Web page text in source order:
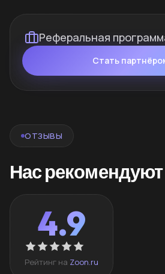
Реферальная
Стать
ОТЗЫВЫ
Нас рекомендуют
4.9
Рейтинг на Zoon.ru